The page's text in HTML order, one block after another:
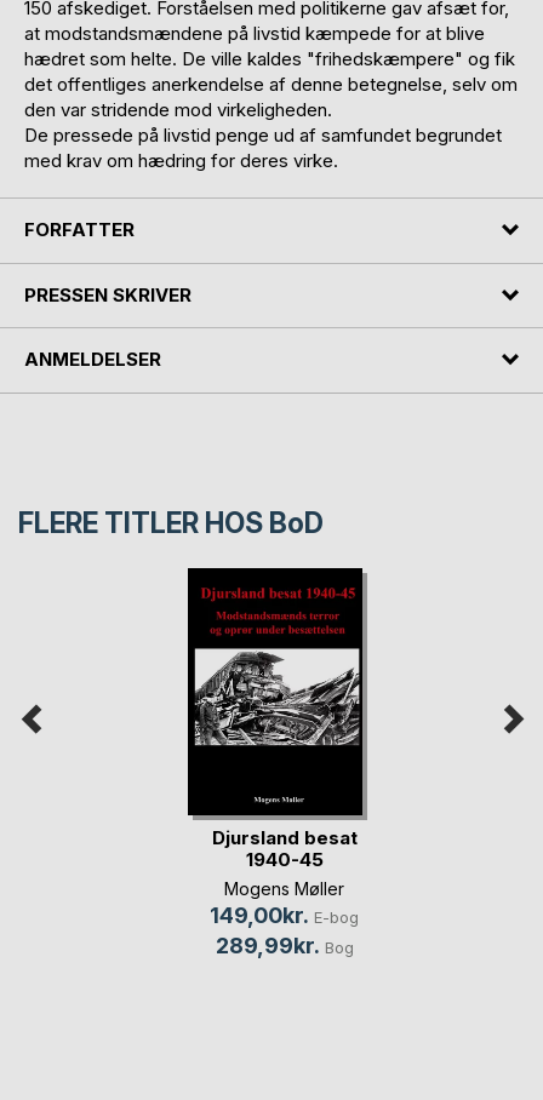
150 afskediget. Forståelsen med politikerne gav afsæt for,
at modstandsmændene på livstid kæmpede for at blive
hædret som helte. De ville kaldes "frihedskæmpere" og fik
det offentliges anerkendelse af denne betegnelse, selv om
den var stridende mod virkeligheden.
De pressede på livstid penge ud af samfundet begrundet
med krav om hædring for deres virke.
FORFATTER
PRESSEN SKRIVER
ANMELDELSER
FLERE TITLER HOS BoD
Djursland besat
1940-45
Mogens Møller
149,00kr. E-bog
289,99kr. Bog